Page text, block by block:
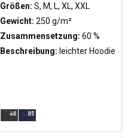
Größen: S, M, L, XL, XXL
Gewicht: 250 g/m²
Zusammensetzung: 60 %
Baumwolle, 40 % Polyester
Beschreibung: leichter Hoodie
aus Single-Jersey-Material;